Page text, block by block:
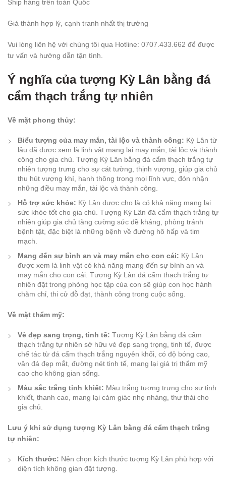
Ship hàng trên toàn Quốc
Giá thành hợp lý, cạnh tranh nhất thị trường
Vui lòng liên hệ với chúng tôi qua Hotline: 0707.433.662 để được
tư vấn và hướng dẫn tận tình.
Ý nghĩa của tượng Kỳ Lân bằng đá
cẩm thạch trắng tự nhiên
Về mặt phong thủy:
Biểu tượng của may mắn, tài lộc và thành công: Kỳ Lân từ
lâu đã được xem là linh vật mang lại may mắn, tài lộc và thành
công cho gia chủ. Tượng Kỳ Lân bằng đá cẩm thạch trắng tự
nhiên tượng trưng cho sự cát tường, thịnh vượng, giúp gia chủ
thu hút vượng khí, hanh thông trong mọi lĩnh vực, đón nhận
những điều may mắn, tài lộc và thành công.
Hỗ trợ sức khỏe: Kỳ Lân được cho là có khả năng mang lại
sức khỏe tốt cho gia chủ. Tượng Kỳ Lân đá cẩm thạch trắng tự
nhiên giúp gia chủ tăng cường sức đề kháng, phòng tránh
bệnh tật, đặc biệt là những bệnh về đường hô hấp và tim
mạch.
Mang đến sự bình an và may mắn cho con cái: Kỳ Lân
được xem là linh vật có khả năng mang đến sự bình an và
may mắn cho con cái. Tượng Kỳ Lân đá cẩm thạch trắng tự
nhiên đặt trong phòng học tập của con sẽ giúp con học hành
chăm chỉ, thi cử đỗ đạt, thành công trong cuộc sống.
Về mặt thẩm mỹ:
Vẻ đẹp sang trọng, tinh tế: Tượng Kỳ Lân bằng đá cẩm
thạch trắng tự nhiên sở hữu vẻ đẹp sang trọng, tinh tế, được
chế tác từ đá cẩm thạch trắng nguyên khối, có độ bóng cao,
vân đá đẹp mắt, đường nét tinh tế, mang lại giá trị thẩm mỹ
cao cho không gian sống.
Màu sắc trắng tinh khiết: Màu trắng tượng trưng cho sự tinh
khiết, thanh cao, mang lại cảm giác nhẹ nhàng, thư thái cho
gia chủ.
Lưu ý khi sử dụng tượng Kỳ Lân bằng đá cẩm thạch trắng
tự nhiên:
Kích thước: Nên chọn kích thước tượng Kỳ Lân phù hợp với
diện tích không gian đặt tượng.